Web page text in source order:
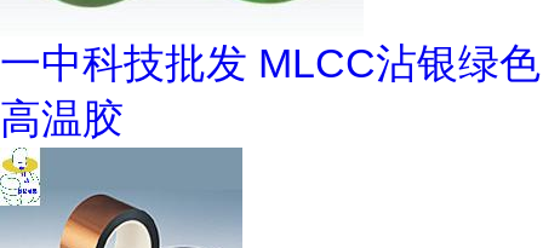
一中科技批发 MLCC沾银绿色
高温胶